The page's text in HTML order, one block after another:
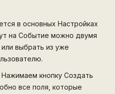
в основных Настройках
на Событие можно двумя
выбрать из уже
кнопку Создать
все поля, которые